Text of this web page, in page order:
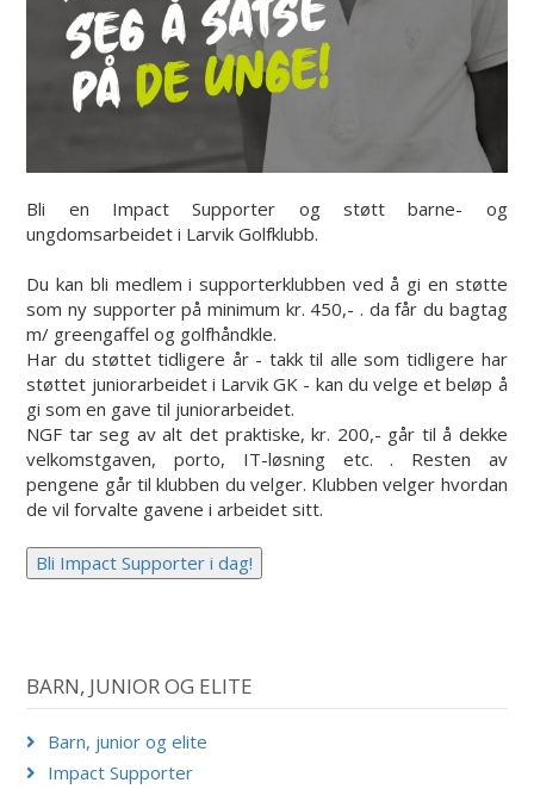
Bli en Impact Supporter og støtt barne- og
ungdomsarbeidet i Larvik Golfklubb.
Du kan bli medlem i supporterklubben ved å gi en støtte
som ny supporter på minimum kr. 450,- . da får du bagtag
m/ greengaffel og golfhåndkle.
Har du støttet tidligere år - takk til alle som tidligere har
støttet juniorarbeidet i Larvik GK - kan du velge et beløp å
gi som en gave til juniorarbeidet.
NGF tar seg av alt det praktiske, kr. 200,- går til å dekke
velkomstgaven, porto, IT-løsning etc. . Resten av
pengene går til klubben du velger. Klubben velger hvordan
de vil forvalte gavene i arbeidet sitt.
BARN, JUNIOR OG ELITE
Barn, junior og elite
Impact Supporter